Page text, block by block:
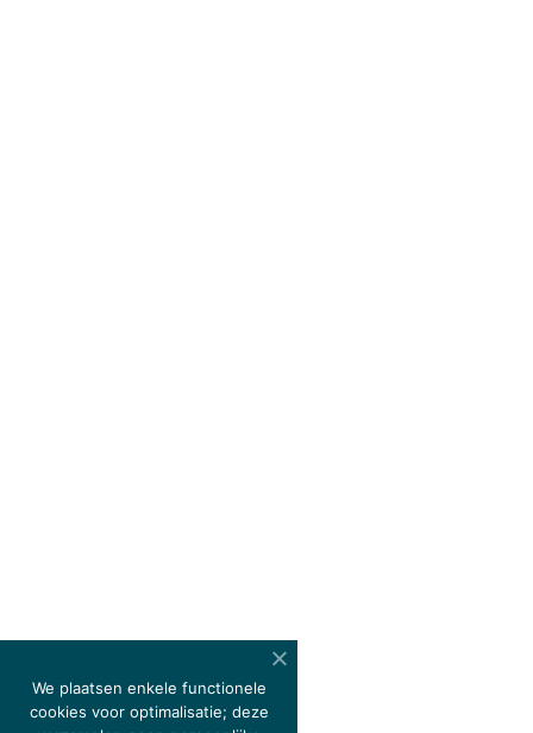
We plaatsen enkele functionele
cookies voor optimalisatie; deze